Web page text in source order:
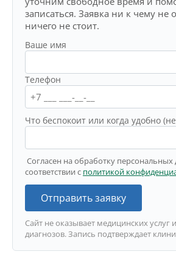
записаться. Заявка ни к чему не
ничего не стоит.
Ваше имя
Телефон
Что беспокоит или когда удобно
Согласен на обработку персональных
соответствии с политикой
Отправить заявку
Сайт не оказывает медицинских услуг
диагнозов. Запись подтверждает